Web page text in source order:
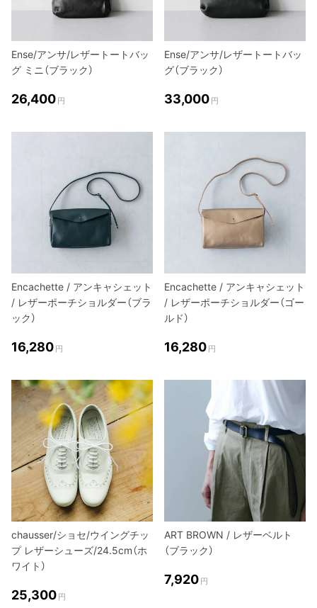
Ense/アンサ/レザートートバッ
グ ミニ（ブラック）
26,400 円
Ense/アンサ/レザートートバッ
グ（ブラック）
33,000 円
Encachette / アンキャシェット
/ レザーポーチショルダー（ブラ
ック）
16,280 円
Encachette / アンキャシェット
/ レザーポーチショルダー（ゴー
ルド）
16,280 円
chausser/ショセ/ウイングチッ
プ レザーシューズ/24.5cm（ホ
ワイト）
25,300 円
ART BROWN / レザーベルト
（ブラック）
7,920 円